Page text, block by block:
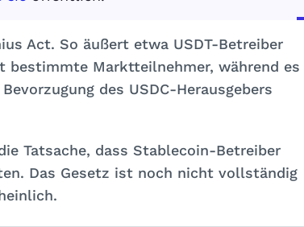
Act. So äußert etwa USDT-Betreiber
bestimmte Marktteilnehmer, während es
des USDC-Herausgebers
Tatsache, dass Stablecoin-Betreiber
Das Gesetz ist noch nicht vollständig